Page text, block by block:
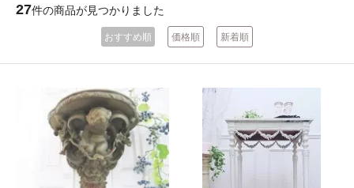
27件の商品が見つかりました
おすすめ順 価格順 新着順